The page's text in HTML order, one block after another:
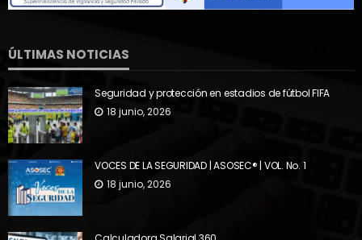
ÚLTIMAS NOTICIAS
Seguridad y protección en estadios de fútbol FIFA
18 junio, 2026
VOCES DE LA SEGURIDAD | ASOSEC® | VOL. No. 1
18 junio, 2026